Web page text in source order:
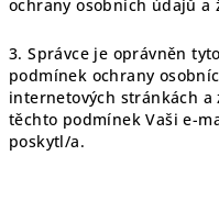
ochrany osobních údajů a
3. Správce je oprávněn
podmínek ochrany
internetových stránkách a
těchto podmínek Vaši e-
poskytl/a.